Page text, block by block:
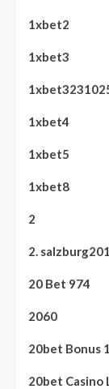
1xbet2
1xbet3
1xbet4
1xbet5
1xbet8
2
2.
20 Bet 974
2060
20bet Bonus
20bet Casino